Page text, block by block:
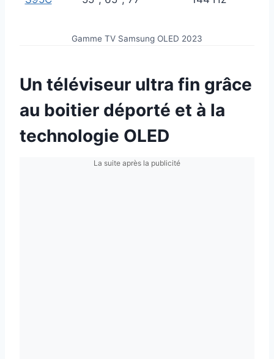
Gamme TV Samsung OLED 2023
Un téléviseur ultra fin grâce
au boitier déporté et à la
technologie OLED
La suite après la publicité